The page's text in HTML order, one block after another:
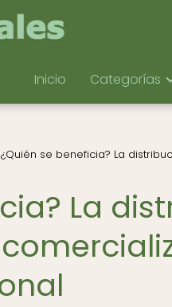
Inicio Categorías
¿Quién se beneficia? La
La